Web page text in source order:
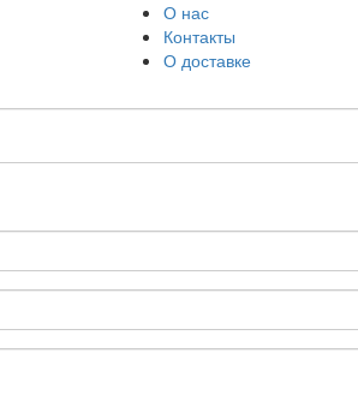
О нас
Контакты
О доставке